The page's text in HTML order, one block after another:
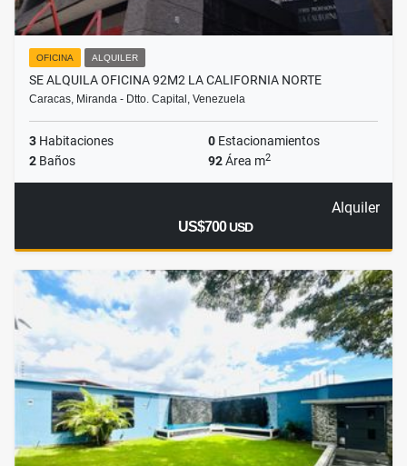
OFICINA ALQUILER
SE ALQUILA OFICINA 92M2 LA CALIFORNIA NORTE
Caracas, Miranda - Dtto. Capital, Venezuela
3 Habitaciones 0 Estacionamientos
2 Baños 92Área m2
Alquiler
US$700USD